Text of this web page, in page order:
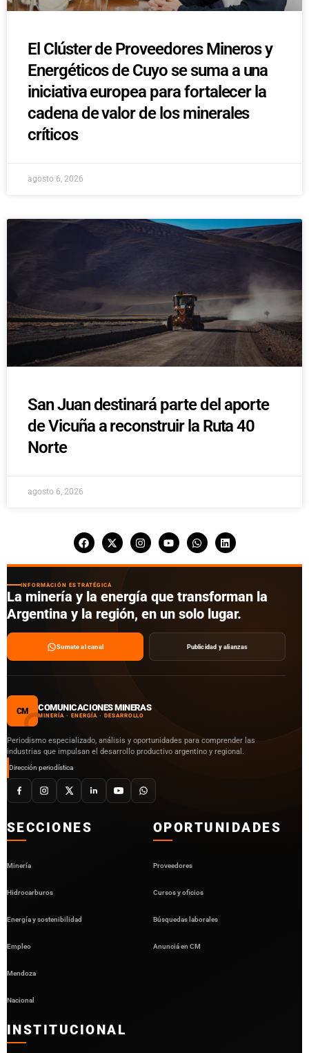
El Clúster de Proveedores Mineros y
Energéticos de Cuyo se suma a una
iniciativa europea para fortalecer la
cadena de valor de los minerales
críticos
agosto 6, 2026
San Juan destinará parte del aporte
de Vicuña a reconstruir la Ruta 40
Norte
agosto 6, 2026
INFORMACIÓN ESTRATÉGICA
La minería y la energía que transforman la
Argentina y la región, en un solo lugar.
Sumate al canal Publicidad y alianzas
CM COMUNICACIONES MINERAS
MINERÍA · ENERGÍA · DESARROLLO
Periodismo especializado, análisis y oportunidades para comprender las
industrias que impulsan el desarrollo productivo argentino y regional.
Dirección periodística
SECCIONES
Minería
Hidrocarburos
Energía y sostenibilidad
Empleo
Mendoza
Nacional
OPORTUNIDADES
Proveedores
Cursos y oficios
Búsquedas laborales
Anunciá en CM
INSTITUCIONAL